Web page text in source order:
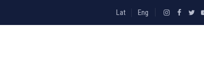
Lat Eng